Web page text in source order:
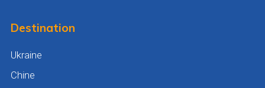
Destination
Ukraine
Chine